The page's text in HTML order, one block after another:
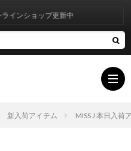
ョップ更新中
新入荷アイテム MISS J 本日入荷